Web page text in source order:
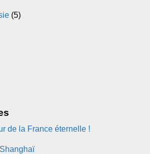
(5)
de la France éternelle !